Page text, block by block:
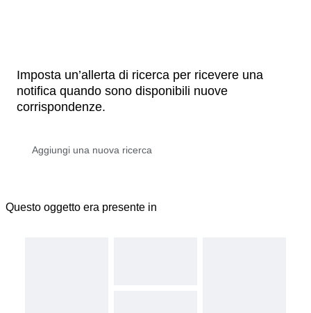
Imposta un’allerta di ricerca per ricevere una
notifica quando sono disponibili nuove
corrispondenze.
Questo oggetto era presente in